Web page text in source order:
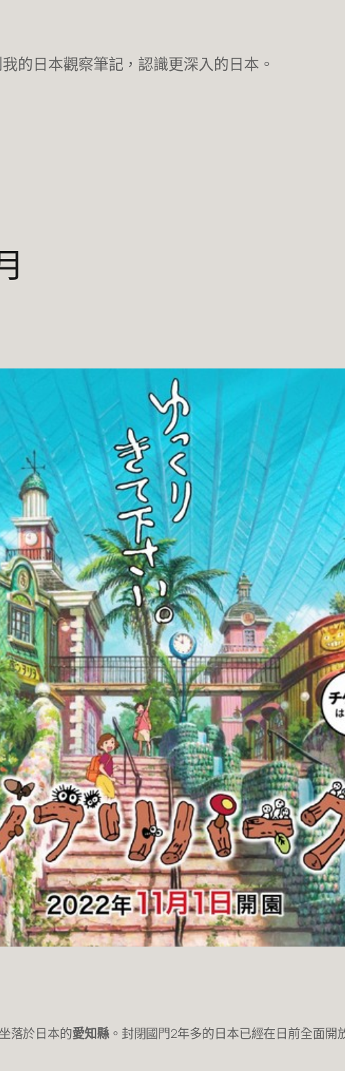
的日本觀察筆記，認識更深入的日本。
坐落於日本的愛知縣。封閉國門2年多的日本已經在日前全面